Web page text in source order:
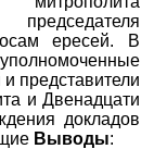
ересей. В
представители
и Двенадцати
докладов
Выводы: